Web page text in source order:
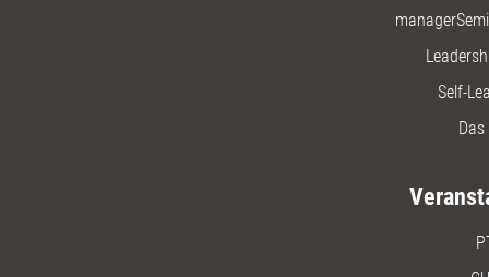
Self-